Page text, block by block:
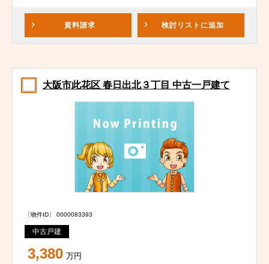
資料請求 検討リスト に追加
大阪市此花区 春日出北３丁目 中古一戸建て
〔物件ID〕 0000083393
中古戸建
3,380 万円